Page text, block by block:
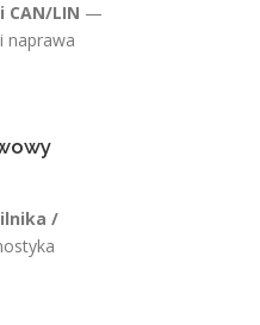
CAN/LIN —
naprawa
/